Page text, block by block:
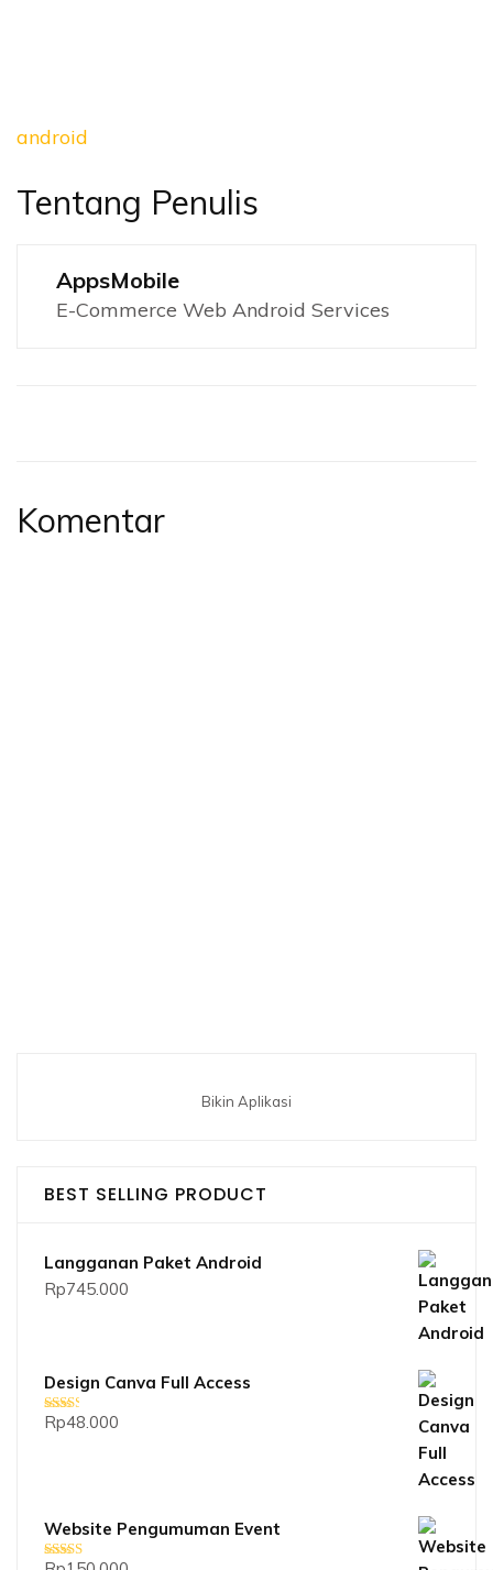
android
Tentang Penulis
AppsMobile
E-Commerce Web Android Services
Komentar
Bikin Aplikasi
BEST SELLING PRODUCT
Langganan Paket Android
Rp745.000
Design Canva Full Access
Dinilai
2.33
Rp48.000
Website Pengumuman Event